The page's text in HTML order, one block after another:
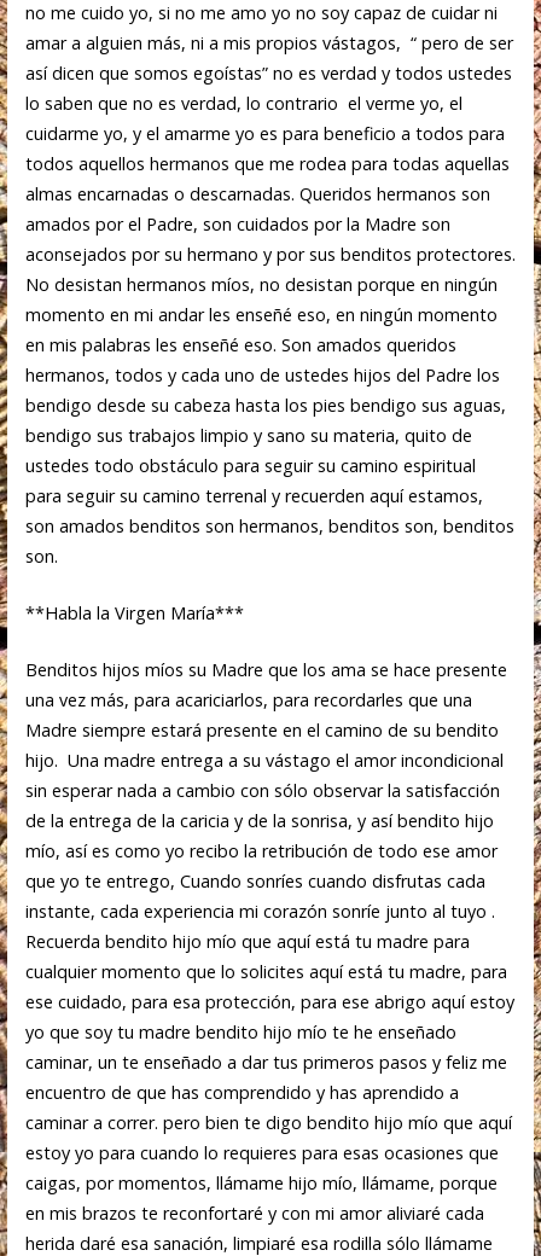
no me cuido yo, si no me amo yo no soy capaz de cuidar ni
amar a alguien más, ni a mis propios vástagos, “ pero de ser
así dicen que somos egoístas” no es verdad y todos ustedes
lo saben que no es verdad, lo contrario el verme yo, el
cuidarme yo, y el amarme yo es para beneficio a todos para
todos aquellos hermanos que me rodea para todas aquellas
almas encarnadas o descarnadas. Queridos hermanos son
amados por el Padre, son cuidados por la Madre son
aconsejados por su hermano y por sus benditos protectores.
No desistan hermanos míos, no desistan porque en ningún
momento en mi andar les enseñé eso, en ningún momento
en mis palabras les enseñé eso. Son amados queridos
hermanos, todos y cada uno de ustedes hijos del Padre los
bendigo desde su cabeza hasta los pies bendigo sus aguas,
bendigo sus trabajos limpio y sano su materia, quito de
ustedes todo obstáculo para seguir su camino espiritual
para seguir su camino terrenal y recuerden aquí estamos,
son amados benditos son hermanos, benditos son, benditos
son.
**Habla la Virgen María***
Benditos hijos míos su Madre que los ama se hace presente
una vez más, para acariciarlos, para recordarles que una
Madre siempre estará presente en el camino de su bendito
hijo. Una madre entrega a su vástago el amor incondicional
sin esperar nada a cambio con sólo observar la satisfacción
de la entrega de la caricia y de la sonrisa, y así bendito hijo
mío, así es como yo recibo la retribución de todo ese amor
que yo te entrego, Cuando sonríes cuando disfrutas cada
instante, cada experiencia mi corazón sonríe junto al tuyo .
Recuerda bendito hijo mío que aquí está tu madre para
cualquier momento que lo solicites aquí está tu madre, para
ese cuidado, para esa protección, para ese abrigo aquí estoy
yo que soy tu madre bendito hijo mío te he enseñado
caminar, un te enseñado a dar tus primeros pasos y feliz me
encuentro de que has comprendido y has aprendido a
caminar a correr. pero bien te digo bendito hijo mío que aquí
estoy yo para cuando lo requieres para esas ocasiones que
caigas, por momentos, llámame hijo mío, llámame, porque
en mis brazos te reconfortaré y con mi amor aliviaré cada
herida daré esa sanación, limpiaré esa rodilla sólo llámame